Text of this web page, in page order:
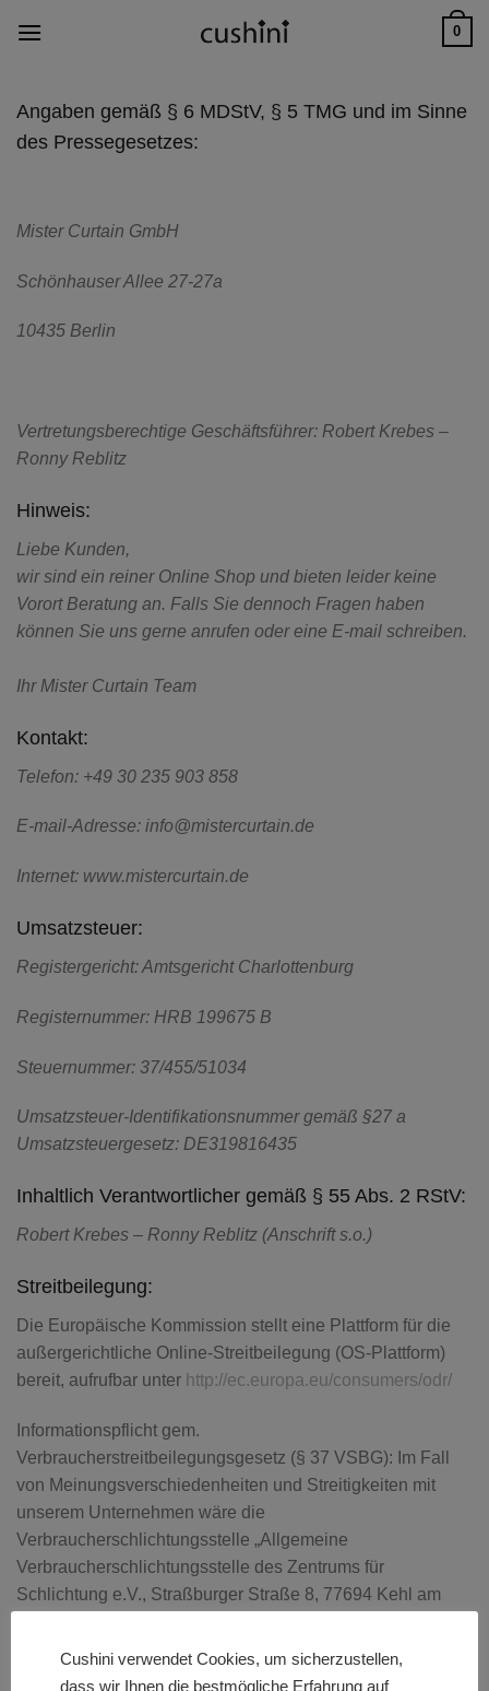
0
Angaben gemäß § 6 MDStV, § 5 TMG und im Sinne
des Pressegesetzes:
Mister Curtain GmbH
Schönhauser Allee 27-27a
10435 Berlin
Vertretungsberechtige Geschäftsführer: Robert Krebes –
Ronny Reblitz
Hinweis:
Liebe Kunden,
wir sind ein reiner Online Shop und bieten leider keine
Vorort Beratung an. Falls Sie dennoch Fragen haben
können Sie uns gerne anrufen oder eine E-mail schreiben.
Ihr Mister Curtain Team
Kontakt:
Telefon: +49 30 235 903 858
E-mail-Adresse: info@mistercurtain.de
Internet: www.mistercurtain.de
Umsatzsteuer:
Registergericht: Amtsgericht Charlottenburg
Registernummer: HRB 199675 B
Steuernummer: 37/455/51034
Umsatzsteuer-Identifikationsnummer gemäß §27 a
Umsatzsteuergesetz: DE319816435
Inhaltlich Verantwortlicher gemäß § 55 Abs. 2 RStV:
Robert Krebes – Ronny Reblitz (Anschrift s.o.)
Streitbeilegung:
Die Europäische Kommission stellt eine Plattform für die
außergerichtliche Online-Streitbeilegung (OS-Plattform)
bereit, aufrufbar unter http://ec.europa.eu/consumers/odr/
Informationspflicht gem.
Verbraucherstreitbeilegungsgesetz (§ 37 VSBG): Im Fall
von Meinungsverschiedenheiten und Streitigkeiten mit
unserem Unternehmen wäre die
Verbraucherschlichtungsstelle „Allgemeine
Verbraucherschlichtungsstelle des Zentrums für
Schlichtung e.V., Straßburger Straße 8, 77694 Kehl am
schlichter.de“ für uns zuständig. Wir erklären uns freiwillig
bereit, zur Beilegung von Meinungsverschiedenheiten /
Cushini verwendet Cookies, um sicherzustellen,
dass wir Ihnen die bestmögliche Erfahrung auf